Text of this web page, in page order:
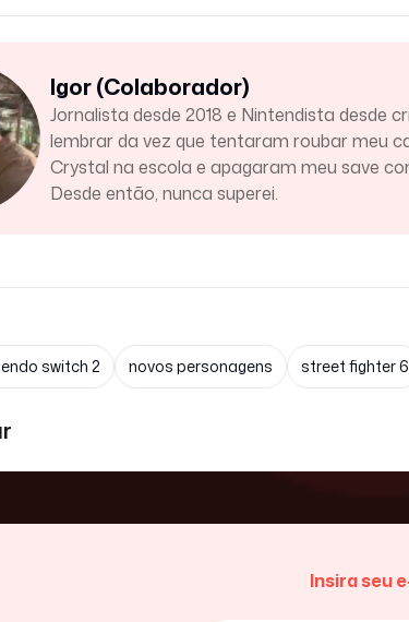
Igor (Colaborador)
Jornalista desde 2018 e Nintendista desde
lembrar da vez que tentaram roubar meu
Crystal na escola e apagaram meu save
Desde então, nunca superei.
switch 2 novos personagens street fighter 6
Insira seu